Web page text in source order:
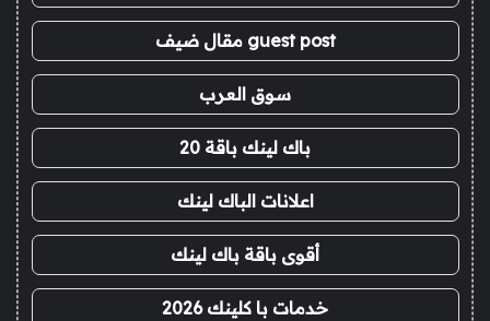
guest post مقال ضيف
سوق العرب
باك لينك باقة 20
اعلانات الباك لينك
أقوى باقة باك لينك
خدمات با كلينك 2026